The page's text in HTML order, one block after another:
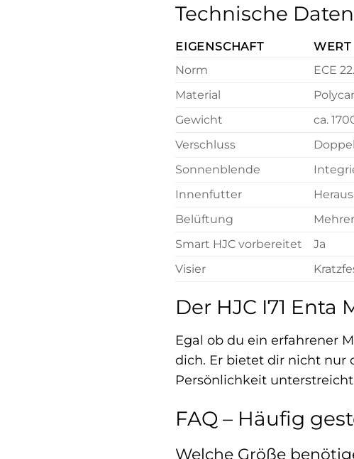
Technische Daten
EIGENSCHAFT
WERT
Norm
ECE
Material
Gewicht
ca.
Verschluss
Sonnenblende
Innenfutter
Belüftung
Smart HJC vorbereitet
Ja
Visier
Der HJC I71
Egal ob du ein erfahrener
dich. Er bietet dir nicht nur
Persönlichkeit
FAQ – Häufig
Welche Größe